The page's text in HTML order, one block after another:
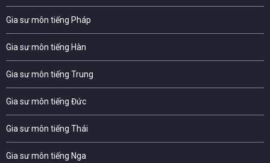
Gia sư môn tiếng Pháp
Gia sư môn tiếng Hàn
Gia sư môn tiếng Trung
Gia sư môn tiếng Đức
Gia sư môn tiếng Thái
Gia sư môn tiếng Nga